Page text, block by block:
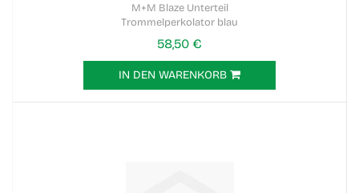
M+M Blaze Unterteil
Trommelperkolator blau
58,50 €
IN DEN WARENKORB